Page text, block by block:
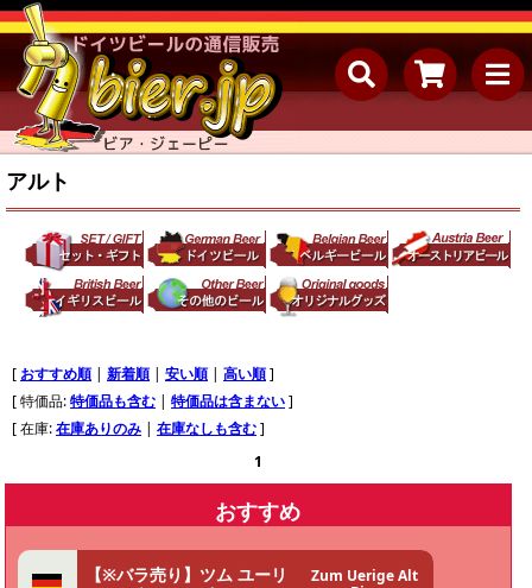
アルト
[ おすすめ順 | 新着順 | 安い順 | 高い順]
[ 特価品:特価品も含む | 特価品は含まない]
[ 在庫:在庫ありのみ | 在庫なしも含む]
1
おすすめ
【※バラ売り】ツム ユーリ
Zum Uerige Alt